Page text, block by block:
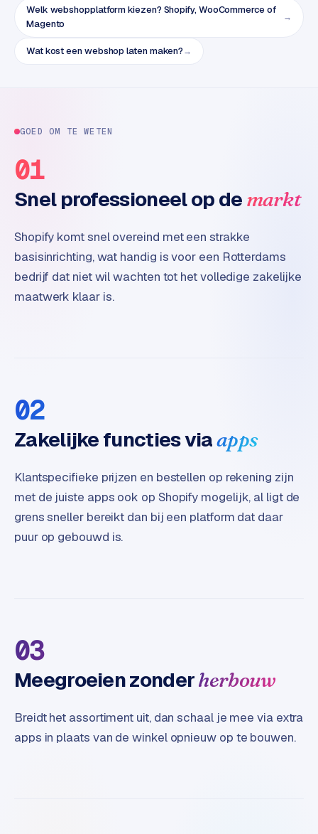
e
Welk webshopplatform kiezen? Shopify, WooCommerce of
Magento
→
Wat kost een webshop laten maken?→
GOED OM TE WETEN
01
Snel professioneel op de markt
Shopify komt snel overeind met een strakke
basisinrichting, wat handig is voor een Rotterdams
bedrijf dat niet wil wachten tot het volledige zakelijke
maatwerk klaar is.
02
Zakelijke functies viaapps
Klantspecifieke prijzen en bestellen op rekening zijn
met de juiste apps ook op Shopify mogelijk, al ligt de
grens sneller bereikt dan bij een platform dat daar
puur op gebouwd is.
03
Meegroeien zonderherbouw
Breidt het assortiment uit, dan schaal je mee via extra
apps in plaats van de winkel opnieuw op te bouwen.